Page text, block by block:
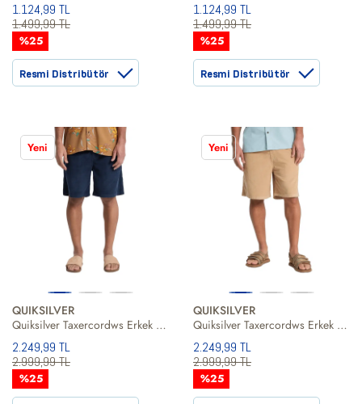
1.124,99 TL
1.499,99 TL
%25
Resmi Distribütör
1.124,99 TL
1.499,99 TL
%25
Resmi Distribütör
Yeni
QUIKSILVER
Quiksilver Taxercordws Erkek Mavi Şort
2.249,99 TL
2.999,99 TL
%25
Yeni
QUIKSILVER
Quiksilver Taxercordws Erkek Bej Şort
2.249,99 TL
2.999,99 TL
%25